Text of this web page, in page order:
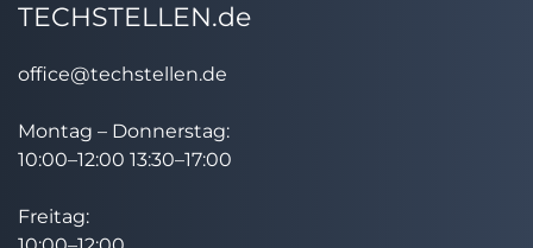
TECHSTELLEN.de
office@techstellen.de
Montag – Donnerstag:
10:00–12:00 13:30–17:00
Freitag: